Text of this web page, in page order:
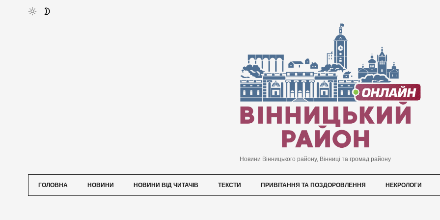
Новини Вінницького району, Вінниці та громад району
ГОЛОВНА НОВИНИ НОВИНИ ВІД ЧИТАЧІВ ТЕКСТИ ПРИВІТАННЯ ТА ПОЗДОРОВЛЕННЯ НЕКРОЛОГИ